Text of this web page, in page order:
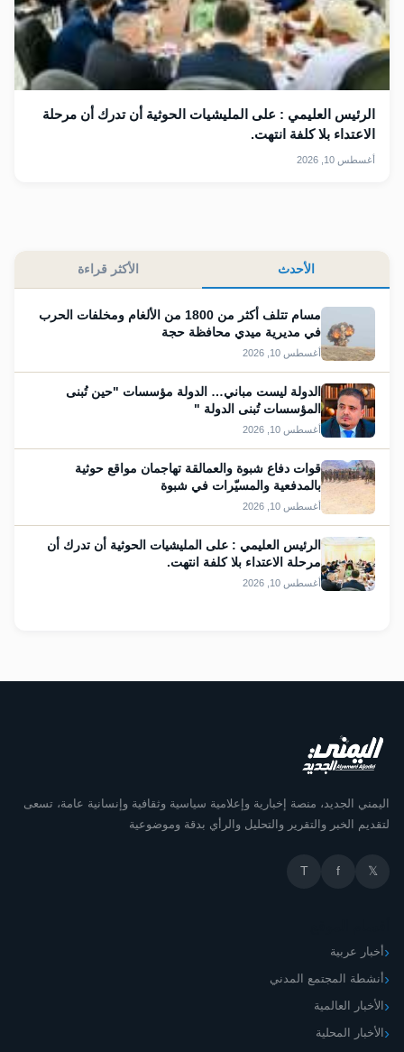
الرئيس العليمي : على المليشيات الحوثية أن تدرك أن مرحلة
الاعتداء بلا كلفة انتهت.
أغسطس 10, 2026
الأحدث الأكثر قراءة
مسام تتلف أكثر من 1800 من الألغام ومخلفات الحرب
في مديرية ميدي محافظة حجة
أغسطس 10, 2026
الدولة ليست مباني… الدولة مؤسسات "حين تُبنى
المؤسسات تُبنى الدولة "
أغسطس 10, 2026
قوات دفاع شبوة والعمالقة تهاجمان مواقع حوثية
بالمدفعية والمسيّرات في شبوة
أغسطس 10, 2026
الرئيس العليمي : على المليشيات الحوثية أن تدرك أن
مرحلة الاعتداء بلا كلفة انتهت.
أغسطس 10, 2026
اليمني الجديد، منصة إخبارية وإعلامية سياسية وثقافية وإنسانية عامة، تسعى
لتقديم الخبر والتقرير والتحليل والرأي بدقة وموضوعية
𝕏
f
T
أخبار عربية
أنشطة المجتمع المدني
الأخبار العالمية
الأخبار المحلية